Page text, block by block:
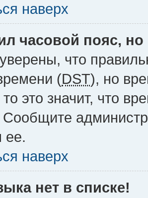
наверх
часовой пояс,
что
(DST), но
это значит, что
Сообщите
ее.
наверх
нет в списке!